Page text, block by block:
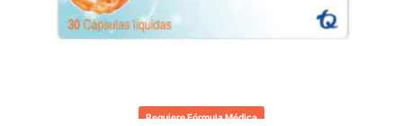
Requiere Fórmula Médica